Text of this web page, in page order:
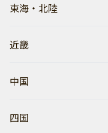
東海・北陸
近畿
中国
四国